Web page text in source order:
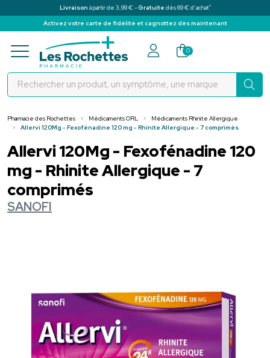
Livraison à partir de 3,99 € -Gratuite dès 69 € d’achat*
Activez votre carte de fidélité et cagnottez dès maintenant
Pharmacie des Rochettes Votre
0
Pharmacie des Rochettes Médicaments ORL
Médicaments Rhinite Allergique
Allervi 120Mg - Fexofénadine 120 mg - Rhinite Allergique - 7 comprimés
Allervi 120Mg - Fexofénadine 120
mg - Rhinite Allergique - 7
comprimés
SANOFI